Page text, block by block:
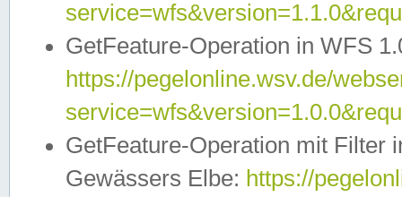
GetFeature-Operation in WFS
https://pegelonline.wsv.de/
GetFeature-Operation mit Filter
Gewässers Elbe: https://